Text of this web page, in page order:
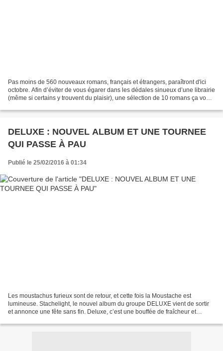
Pas moins de 560 nouveaux romans, français et étrangers, paraîtront d'ici
octobre. Afin d’éviter de vous égarer dans les dédales sinueux d’une librairie
(même si certains y trouvent du plaisir), une sélection de 10 romans ça vous
DELUXE : NOUVEL ALBUM ET UNE TOURNEE
QUI PASSE À PAU
Publié le 25/02/2016 à 01:34
Les moustachus furieux sont de retour, et cette fois la Moustache est
lumineuse. Stachelight, le nouvel album du groupe DELUXE vient de sortir
et annonce une fête sans fin. Deluxe, c’est une bouffée de fraîcheur et